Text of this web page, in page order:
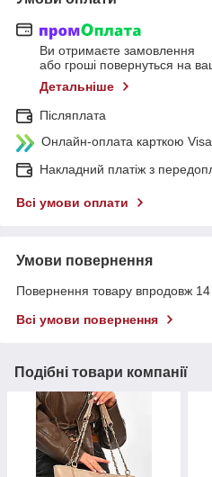
Ви отримаєте замовлення
або гроші повернуться на
Детальніше
Післяплата
Онлайн-оплата карткою
Накладний платіж з
Всі умови оплати
Умови повернення
Повернення товару впродовж 14
Всі умови повернення
Подібні товари компанії